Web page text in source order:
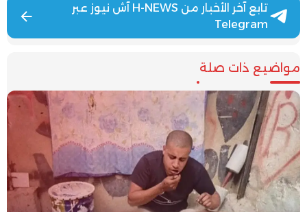
تابع آخر الأخبار من H-NEWS آش نيوز عبر
Telegram
مواضيع ذات صلة